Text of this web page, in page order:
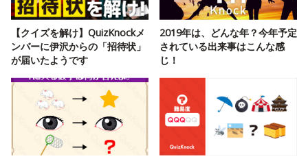
【クイズを解け】QuizKnockメ
ンバーに伊沢からの「招待状」
が届いたようです
2019年は、どんな年？今年予定
されている出来事はこんな感
じ！